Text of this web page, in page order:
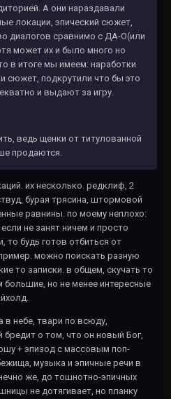
А они нараздавали
локации, эпический сюжет,
диалогов сравнимо с ДА-О(или
может их и было много но
в итоге мы имеем: наработки
сюжет, подкрутили что бы это
и выдают за игру.
ведь щенки от титулованной
продаются.
их несколько. редклиф, 2
бурая трясина, штормовой
равнины. по моему неплохо:
не занят ничем и просто
то будь готов отбиться от
можно поискать разную
то записки. в общем, скучать то
большие, но не менее интересные
небе, твари по всюду,
о том, что он новый Бог,
+ эпизод с массовым поп-
музыка и эпичные речи в
же, до тошнотно-эпичных
не дотягивает, но планку